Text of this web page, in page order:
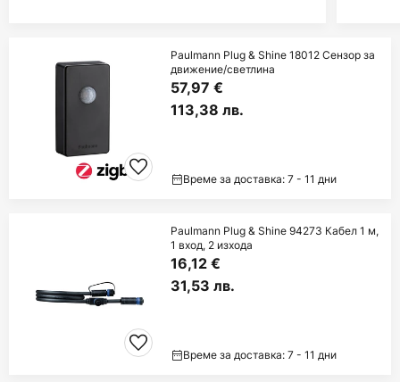
Paulmann Plug & Shine 18012 Сензор за
движение/светлина
57,97 €
113,38 лв.
Време за доставка: 7 - 11 дни
Paulmann Plug & Shine 94273 Кабел 1 м,
1 вход, 2 изхода
16,12 €
31,53 лв.
Време за доставка: 7 - 11 дни